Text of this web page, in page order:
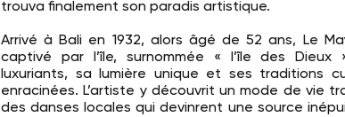
trouva finalement son paradis artistique.
Arrivé à Bali en 1932, alors âgé de 52 ans, Le
captivé par l’île, surnommée « l’île des
luxuriants, sa lumière unique et ses traditions
enracinées. L’artiste y découvrit un mode de vie
des danses locales qui devinrent une source